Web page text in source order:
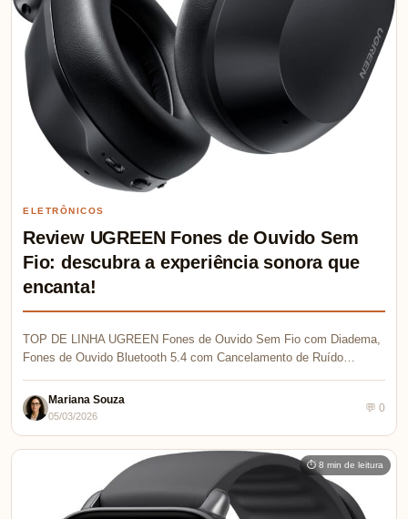
ELETRÔNICOS
Review UGREEN Fones de Ouvido Sem
Fio: descubra a experiência sonora que
encanta!
TOP DE LINHA UGREEN Fones de Ouvido Sem Fio com Diadema,
Fones de Ouvido Bluetooth 5.4 com Cancelamento de Ruído…
Mariana Souza
05/03/2026
💬 0
⏱ 8 min de leitura